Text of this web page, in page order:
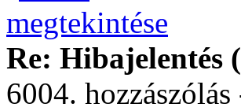
Re: Hibajelentés
6004.